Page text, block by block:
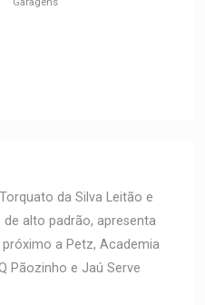
da Silva Leitão e
alto padrão, apresenta
a Petz, Academia
Pãozinho e Jaú Serve